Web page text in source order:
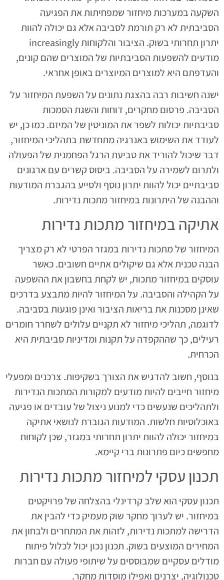
השקעה במערכות מיחזור שמפחיתות את הפגיעה
הסביבתית לא רק תורמת לסביבה אלא גם יכולה להוות
יתרון תחרותי בשוק. הציבור והלקוחות increasingly
מודעים להשפעות הסביבתיות של המוצרים שהם קונים,
והעדפתם היא למוצרים המיוצרים באופן אחראי.
ישנה חשיבות רבה בהצגת נתונים על השפעת המיחזור על
הסביבה. פרסום מחקרים, דוחות והשגת הסמכות
סביבתיות יכולות לשפר את המוניטין של המיזם. כמו כן, יש
לעודד את השימוש באנרגיה מתחדשת בתהליכי המיחזור,
דבר שיכול להוריד את טביעת הרגל הפחמנית של הפעולה
ולתרום לשמירה על הסביבה. ביסוס קשרים עם ארגונים
סביבתיים יכול להוות יתרון נוסף ולסייע בהגברת המודעות
וההבנה של היתרונות במיחזור מתכות נדירות.
אתיקה במיחזור מתכות נדירות
המיחזור של מתכות נדירות במגזר הפרטי לא רק מצריך
הבנה טכנית אלא גם שיקולים אתיים חשובים. כאשר
עוסקים במיחזור מתכות, יש לקחת בחשבון את ההשפעה
על הקהילה והסביבה. על המיחזור להיות מתבצע בדרכים
שאינן מסכנות את בריאות הציבור ואינן פוגעות בסביבה.
לדוגמה, תהליכי מיחזור לא תקניים עלולים לשחרר חומרים
רעילים, כך שההקפדה על תקנות ומדיניות סביבתית היא
הכרחית.
בנוסף, חשוב להדגיש את הצורך בשקיפות. צרכנים ומפעלי
מיחזור חייבים להיות מודעים למקורות המתכות הנדירות
ולתהליכים שנעשים כדי למנוע ניצול של עובדים או פגיעה
באוכלוסיות חלשות. המודעות הגוברת לנושאי אתיקה
במיחזור יכולה להוות יתרון תחרותי במגזר, שכן לקוחות
מחפשים כיום פתרונות ברי קיימא.
תכנון עסקי למיחזור מתכות נדירות
תכנון עסקי הוא שלב קרדינלי בהצלחה של פרויקטים
במיחזור. יש לערוך מחקר שוק מעמיק כדי להבין את
הדרישה למתכות נדירות, לזהות את המתחרים ולבחון את
המחירים המוצעים בשוק. תכנון נכון יכול לכלול פיתוח
מודלים עסקיים שמבוססים על שיתופי פעולה עם חברות
טכנולוגיה, יצרנים ואפילו מוסדות מחקר.